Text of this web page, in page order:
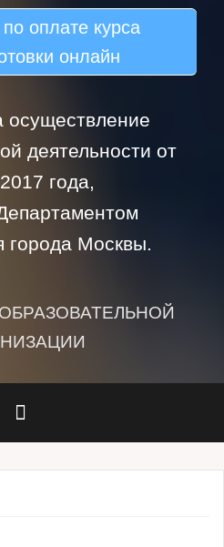
оплате курса
онлайн
осуществление
деятельности от
года,
города Москвы.